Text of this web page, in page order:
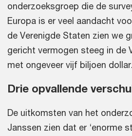
onderzoeksgroep die de
Europa is er veel aandacht
de Verenigde Staten zien we
gericht vermogen steeg in de
met ongeveer vijf biljoen
Drie opvallende
De uitkomsten van het
Janssen zien dat er ‘enorme